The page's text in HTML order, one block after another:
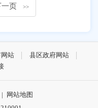
一页 >>
站
县区政府网站
| 网站地图